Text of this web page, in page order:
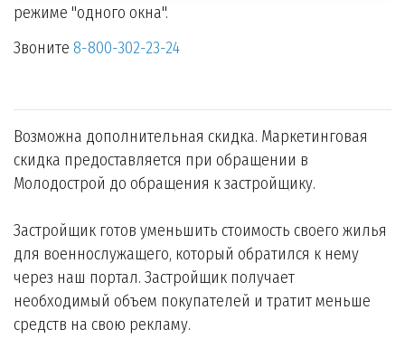
режиме "одного окна".
Звоните 8-800-302-23-24
Возможна дополнительная скидка. Маркетинговая
скидка предоставляется при обращении в
Молодострой до обращения к застройщику.
Застройщик готов уменьшить стоимость своего жилья
для военнослужащего, который обратился к нему
через наш портал. Застройщик получает
необходимый объем покупателей и тратит меньше
средств на свою рекламу.